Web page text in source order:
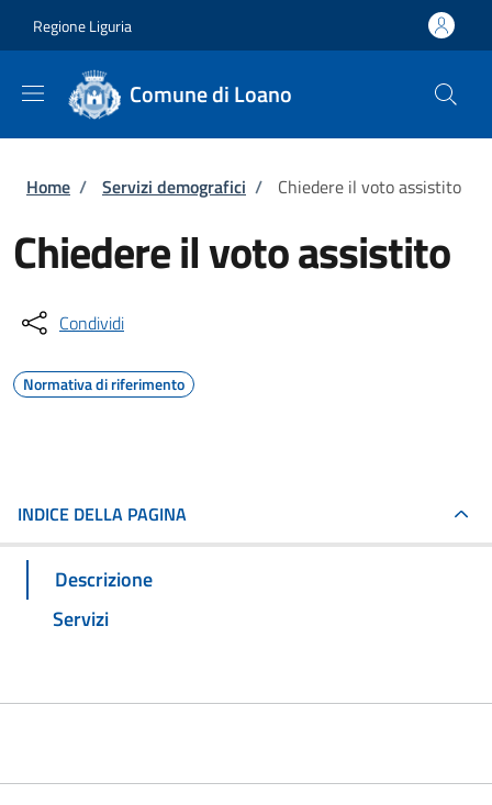
Regione Liguria
Comune di Loano
Briciole di pane
Home / Servizi demografici / Chiedere il voto assistito
Chiedere il voto assistito
Condividi
Normativa di riferimento
INDICE DELLA PAGINA
Descrizione
Servizi